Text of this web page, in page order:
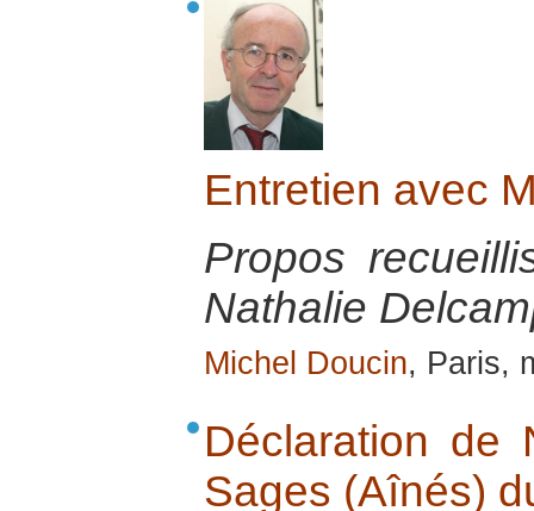
Entretien avec
Propos
Nathalie
Michel Doucin, Paris,
Déclaration de
Sages (Aînés)